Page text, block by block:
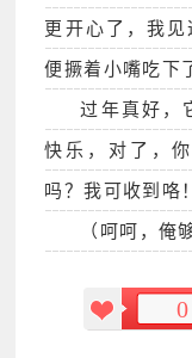
更开心了，我见
便撅着小嘴吃下
过年真好，
快乐，对了，
吗？我可收到咯
（呵呵，俺
0